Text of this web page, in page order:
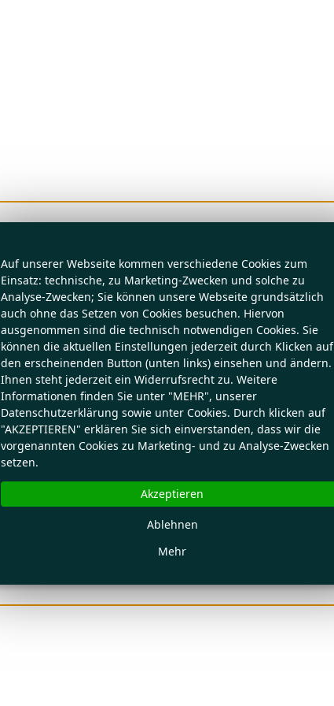
Auf unserer Webseite kommen verschiedene Cookies zum
Einsatz: technische, zu Marketing-Zwecken und solche zu
Analyse-Zwecken; Sie können unsere Webseite grundsätzlich
auch ohne das Setzen von Cookies besuchen. Hiervon
ausgenommen sind die technisch notwendigen Cookies. Sie
können die aktuellen Einstellungen jederzeit durch Klicken auf
den erscheinenden Button (unten links) einsehen und ändern.
Ihnen steht jederzeit ein Widerrufsrecht zu. Weitere
Informationen finden Sie unter "MEHR", unserer
Datenschutzerklärung sowie unter Cookies. Durch klicken auf
"AKZEPTIEREN" erklären Sie sich einverstanden, dass wir die
vorgenannten Cookies zu Marketing- und zu Analyse-Zwecken
setzen.
Mehr
Ablehnen
Akzeptieren